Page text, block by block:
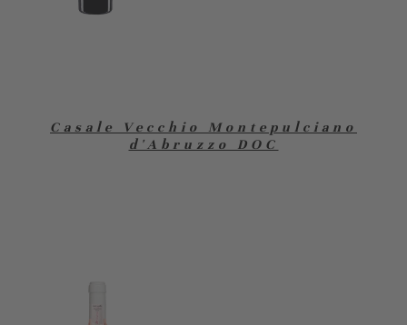
Casale Vecchio Montepulciano
d'Abruzzo DOC